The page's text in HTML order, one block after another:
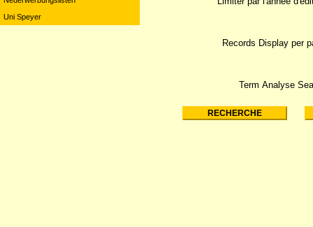
Uni Speyer
Term Analyse
Records Display per